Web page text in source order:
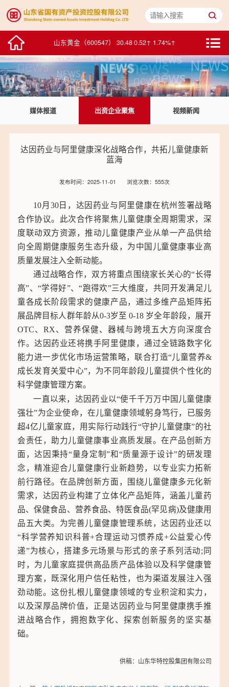
鸥玛软件（301185） 16.45 -0.42↓ -2.49%↓
山东黄金（600547） 30.48 0.52↑ 1.74%↑
中泰证券（600918） 5.56 -0.02↓ -0.36%↓
浪潮数字企业（00596） 2.275 -0.005↓ -0.22%↓
华特达因（000915） 25.82 0.45↑ 1.77%↑
浪潮信息（000977） 77.99 1.20↑ 1.56%↑
浪潮软件（600756） 15.56 -0.29↓ -1.83%↓
积成电子（002339） 7.22 -0.08↓ -1.10%↓
中通客车（000957） 10.20 0.00↑ 0.00%↑
媒体报道 出资企业聚焦 视频新闻
达因药业与阿里健康深化战略合作，共拓儿童健康新
蓝海
发布时间：2025-11-01 浏览次数：555次
10月30日，达因药业与阿里健康在杭州签署战略
合作协议。此次合作将聚焦儿童健康全周期需求，深
度联动双方资源，推动儿童健康产业从单一产品供给
向全周期健康服务生态升级，为中国儿童健康事业高
质量发展注入全新动能。
通过战略合作，双方将重点围绕家长关心的“长得
高”、“学得好”、“跑得欢”三大维度，共同开发满足儿
童各成长阶段需求的健康产品，通过多维产品矩阵拓
展品牌目标人群年龄从0-3岁至 0-18 岁全年龄段，展开
OTC、RX、营养保健、器械与跨境五大方向深度合
作。达因药业还将携手阿里健康，通过全链路数字化
能力进一步优化市场运营策略，联合打造“儿童营养&
成长发育关爱中心”，为不同年龄段儿童提供个性化的
科学健康管理方案。
一直以来，达因药业以“使千千万万中国儿童健康
强壮”为企业使命，在儿童健康领域躬身笃行，已服务
超4亿儿童家庭，用实际行动践行“守护儿童健康”的社
会责任，助力儿童健康事业高质发展。在产品创新方
面，达因秉持“量身定制”和“质量源于设计”的研发理
念，精准迎合儿童健康行业新趋势，以专业实力拓新
前行路径。在品牌创新方面，围绕儿童健康多元化新
需求，达因药业构建了立体化产品矩阵，涵盖儿童药
品、保健食品、营养食品、特医食品(罕见病)及健康用
品五大类。为完善儿童健康管理系统，达因药业还以
“科学营养知识科普+合理运动习惯养成+公益爱心传
递”为核心，搭建多元场景与形式的亲子系列活动;同
时，为儿童家庭提供高品质产品体验以及科学健康管
理方案，既深化用户信任粘性，也为渠道发展注入强
劲动能。这份扎根儿童健康领域的专业积淀和实力，
以及深厚品牌价值，正是达因药业与阿里健康携手推
进战略合作，拥抱数字化、探索创新服务的坚实基
础。
供稿：山东华特控股集团有限公司